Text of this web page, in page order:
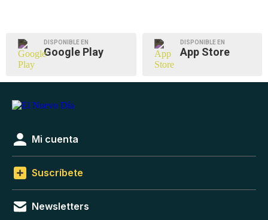
DISPONIBLE EN
Google Play
DISPONIBLE EN
App Store
Mi cuenta
Suscríbete
Newsletters